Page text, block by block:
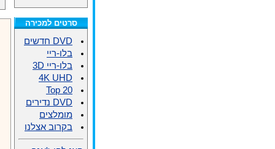
סרטים למכירה
DVD חדשים
בלו-ריי
בלו-ריי 3D
4K UHD
Top 20
DVD נדירים
מומלצים
בקרוב אצלנו